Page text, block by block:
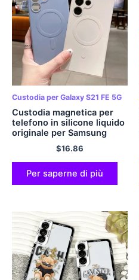
Custodia per Galaxy S21 FE 5G
Custodia magnetica per
telefono in silicone liquido
originale per Samsung
Galaxy S23 Ultra Plus S22
S21 Ultra Plus S21 FE
Cover morbida per paraurti
$16.86
Per saperne di più